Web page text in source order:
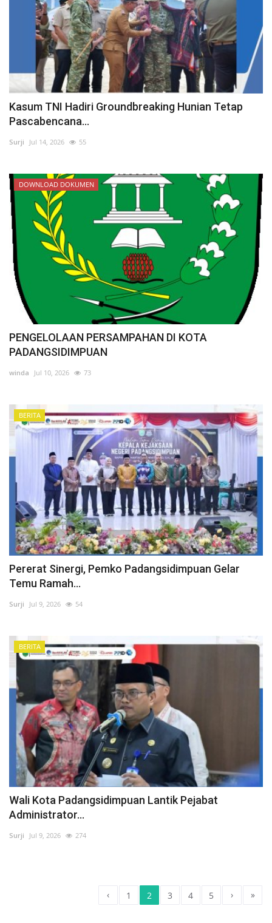
Kasum TNI Hadiri Groundbreaking Hunian Tetap
Pascabencana...
Surji Jul 14, 2026 55
DOWNLOAD DOKUMEN
PENGELOLAAN PERSAMPAHAN DI KOTA
PADANGSIDIMPUAN
winda Jul 10, 2026 73
BERITA
Pererat Sinergi, Pemko Padangsidimpuan Gelar
Temu Ramah...
Surji Jul 9, 2026 54
BERITA
Wali Kota Padangsidimpuan Lantik Pejabat
Administrator...
Surji Jul 9, 2026 274
‹ 1 2 3 4 5 › »